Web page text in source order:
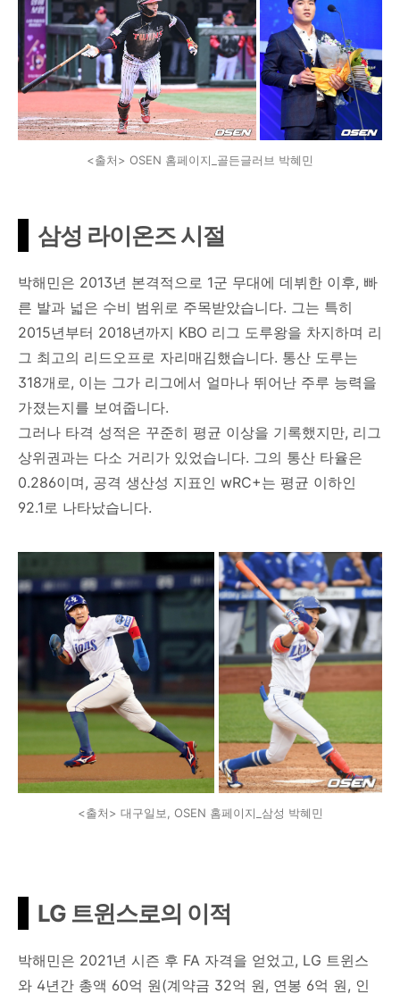
<출처> OSEN 홈페이지_골든글러브 박혜민
삼성 라이온즈 시절
박해민은 2013년 본격적으로 1군 무대에 데뷔한 이후, 빠
른 발과 넓은 수비 범위로 주목받았습니다. 그는 특히
2015년부터 2018년까지 KBO 리그 도루왕을 차지하며 리
그 최고의 리드오프로 자리매김했습니다. 통산 도루는
318개로, 이는 그가 리그에서 얼마나 뛰어난 주루 능력을
가졌는지를 보여줍니다.
그러나 타격 성적은 꾸준히 평균 이상을 기록했지만, 리그
상위권과는 다소 거리가 있었습니다. 그의 통산 타율은
0.286이며, 공격 생산성 지표인 wRC+는 평균 이하인
92.1로 나타났습니다.
<출처> 대구일보, OSEN 홈페이지_삼성 박혜민
LG 트윈스로의 이적
박해민은 2021년 시즌 후 FA 자격을 얻었고, LG 트윈스
와 4년간 총액 60억 원(계약금 32억 원, 연봉 6억 원, 인